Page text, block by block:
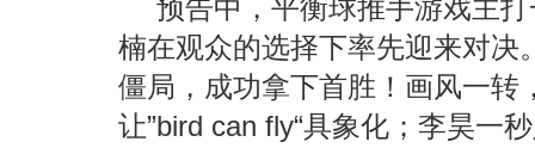
预告中，平衡球推手游戏主
楠在观众的选择下率先迎来对决
僵局，成功拿下首胜！画风一转
让”bird can fly“具象化；李昊一